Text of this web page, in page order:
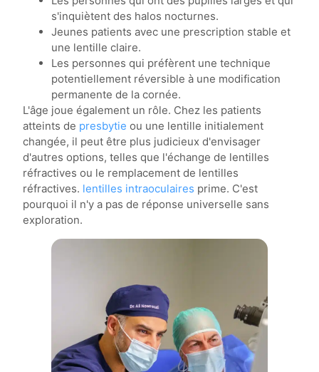
s'inquiètent des halos nocturnes.
Jeunes patients avec une prescription stable et
une lentille claire.
Les personnes qui préfèrent une technique
potentiellement réversible à une modification
permanente de la cornée.
L'âge joue également un rôle. Chez les patients
atteints de presbytie ou une lentille initialement
changée, il peut être plus judicieux d'envisager
d'autres options, telles que l'échange de lentilles
réfractives ou le remplacement de lentilles
réfractives. lentilles intraoculaires prime. C'est
pourquoi il n'y a pas de réponse universelle sans
exploration.